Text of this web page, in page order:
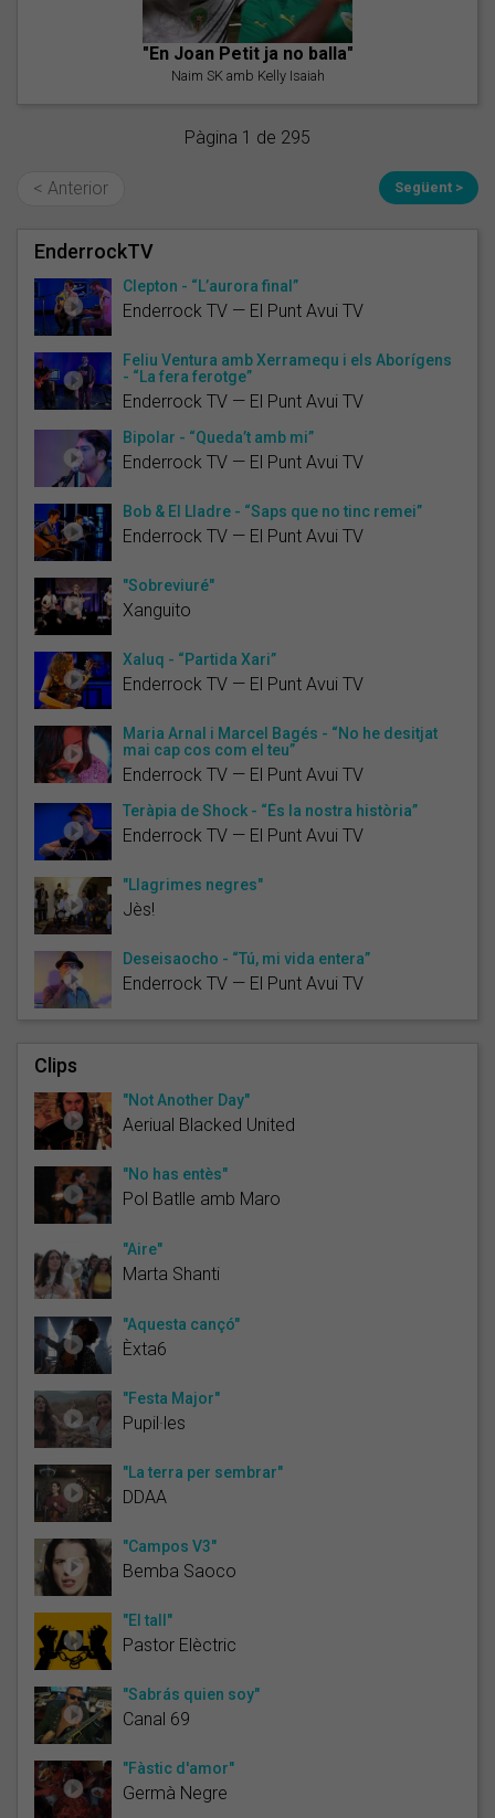
"En Joan Petit ja no balla"
Naim SK amb Kelly Isaiah
Pàgina 1 de 295
< Anterior Següent >
EnderrockTV
Clepton - “L’aurora final”
Enderrock TV — El Punt Avui TV
Feliu Ventura amb Xerramequ i els Aborígens
- “La fera ferotge”
Enderrock TV — El Punt Avui TV
Bipolar - “Queda’t amb mi”
Enderrock TV — El Punt Avui TV
Bob & El Lladre - “Saps que no tinc remei”
Enderrock TV — El Punt Avui TV
"Sobreviuré"
Xanguito
Xaluq - “Partida Xari”
Enderrock TV — El Punt Avui TV
Maria Arnal i Marcel Bagés - “No he desitjat
mai cap cos com el teu”
Enderrock TV — El Punt Avui TV
Teràpia de Shock - “És la nostra història”
Enderrock TV — El Punt Avui TV
"Llagrimes negres"
Jès!
Deseisaocho - “Tú, mi vida entera”
Enderrock TV — El Punt Avui TV
Clips
"Not Another Day"
Aeriual Blacked United
"No has entès"
Pol Batlle amb Maro
"Aire"
Marta Shanti
"Aquesta cançó"
Èxta6
"Festa Major"
Pupil·les
"La terra per sembrar"
DDAA
"Campos V3"
Bemba Saoco
"El tall"
Pastor Elèctric
"Sabrás quien soy"
Canal 69
"Fàstic d'amor"
Germà Negre